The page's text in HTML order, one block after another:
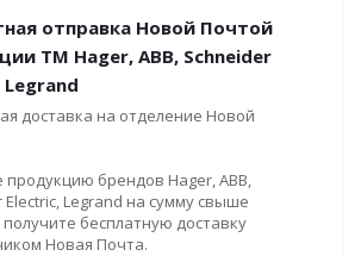
отправка Новой Почтой
ТМ Hager, ABB, Schneider
доставка на отделение Новой
продукцию брендов Hager, ABB,
Electric, Legrand на сумму свыше
получите бесплатную доставку
Новая Почта.